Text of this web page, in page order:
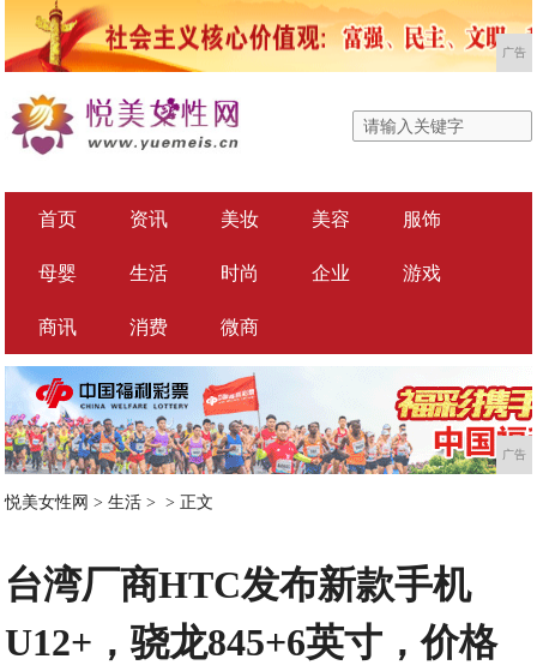
广告
首页 资讯 美妆 美容 服饰
母婴 生活 时尚 企业 游戏
商讯 消费 微商
广告
悦美女性网 >生活 > > 正文
台湾厂商HTC发布新款手机
U12+，骁龙845+6英寸，价格